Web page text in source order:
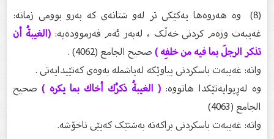
(8) وە هەروەها یەکێکی تر لەو شتانەی کە بەرو بوومی زمانە:
غەیبەت وزەم کردنی خەڵک ، لەبەر ئەم فەرموودەیە:(الغيبةُ أن
تذكر الرجلَ بما فيه من خلفِه )صحيح الجامع (4062) .
واتە: غەیبەت باسکردنی پیاوێکە لەپاشملە بەوەی کەتێیدایەتی .
وە لەڕیوایەتێکدا هاتووە:( الغيبةُ ذكرُك أخاك بما يكره ) صحيح
الجامع (4063)
واتە: غەیبەت باسکردنی براکەتە بەشتێک کەپێی ناخۆشە.